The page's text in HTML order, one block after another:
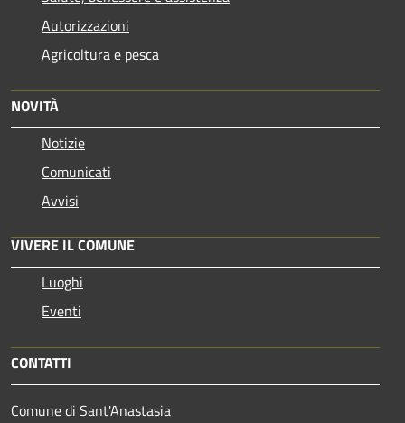
Autorizzazioni
Agricoltura e pesca
NOVITÀ
Notizie
Comunicati
Avvisi
VIVERE IL COMUNE
Luoghi
Eventi
CONTATTI
Comune di Sant'Anastasia